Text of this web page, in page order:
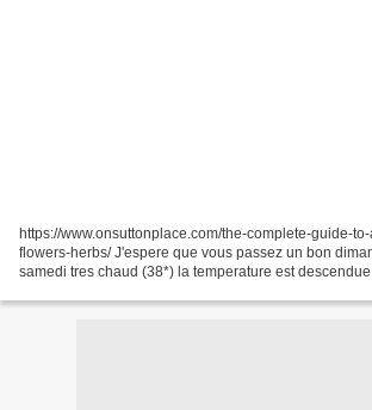
https://www.onsuttonplace.com/the-complete-guide-
flowers-herbs/ J'espere que vous passez un bon
samedi tres chaud (38*) la temperature est descendue